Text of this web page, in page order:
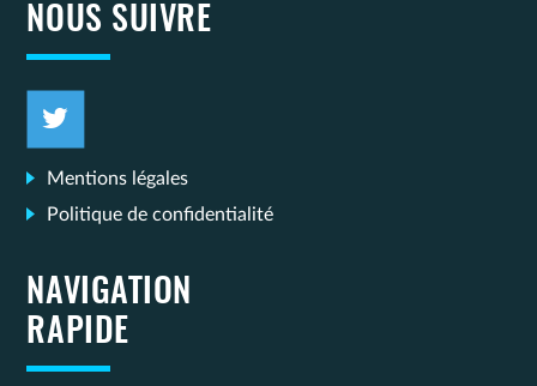
NOUS SUIVRE
Mentions légales
Politique de confidentialité
NAVIGATION
RAPIDE